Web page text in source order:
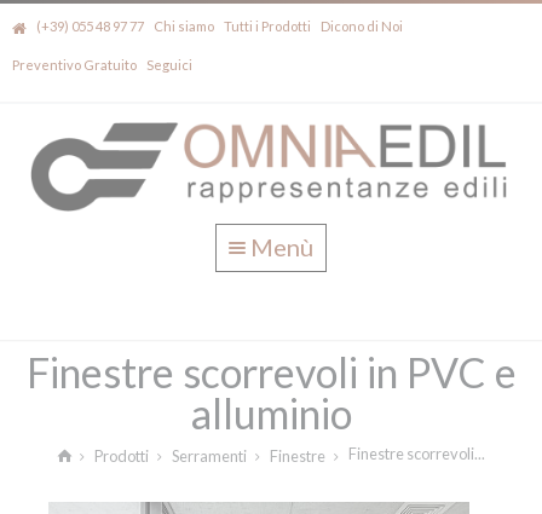
(+39) 055 48 97 77 Chi siamo Tutti i Prodotti Dicono di Noi
Preventivo Gratuito Seguici
Menù
Finestre scorrevoli in PVC e
alluminio
Prodotti Serramenti Finestre Finestre scorrevoli...